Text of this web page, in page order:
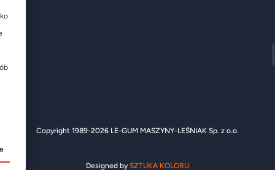
Copyright 1989-2026 LE-GUM MASZYNY-LEŚNIAK Sp. z o.o.
Designed bySZTUKA KOLORU